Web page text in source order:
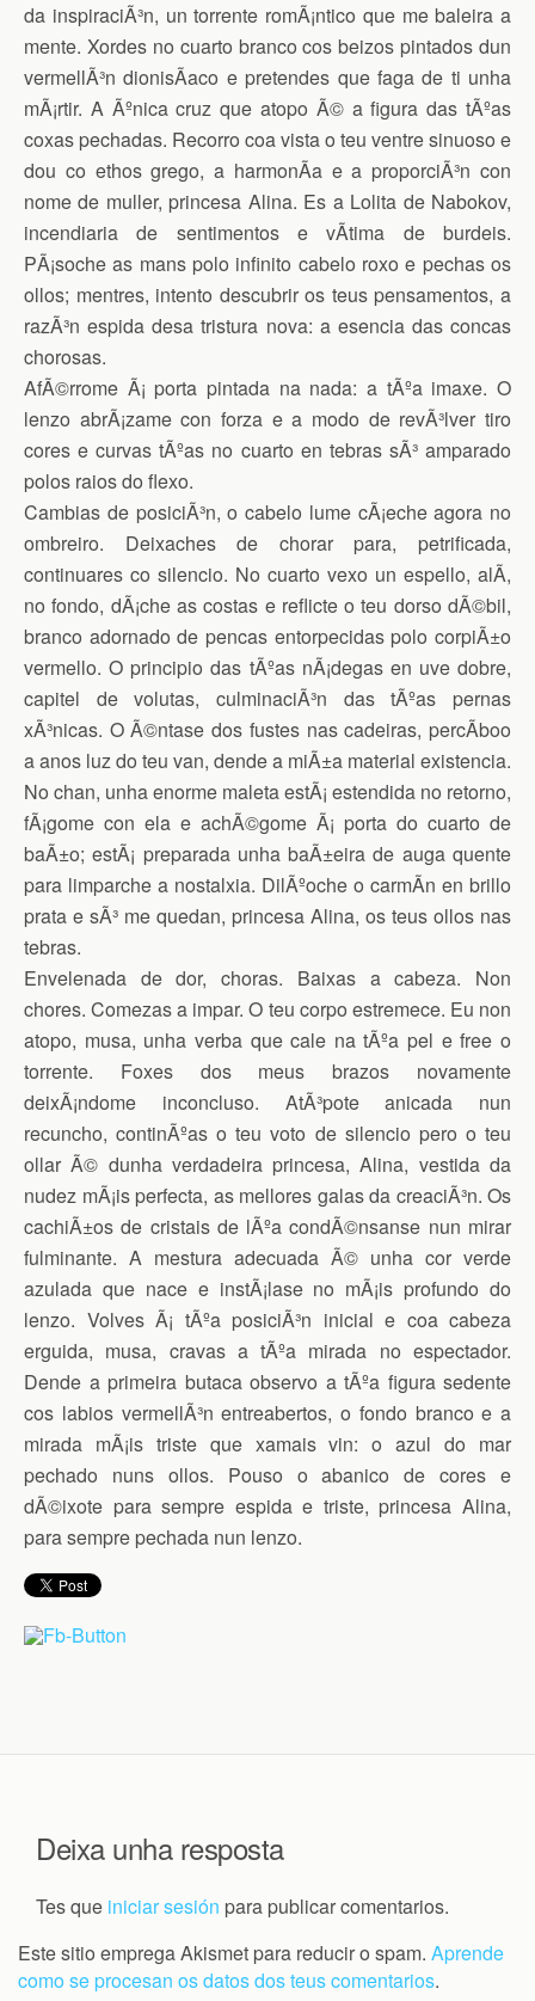
da inspiraciÃ³n, un torrente romÃ¡ntico que me baleira a
mente. Xordes no cuarto branco cos beizos pintados dun
vermellÃ³n dionisÃ­aco e pretendes que faga de ti unha
mÃ¡rtir. A Ãºnica cruz que atopo Ã© a figura das tÃºas
coxas pechadas. Recorro coa vista o teu ventre sinuoso e
dou co ethos grego, a harmonÃ­a e a proporciÃ³n con
nome de muller, princesa Alina. Es a Lolita de Nabokov,
incendiaria de sentimentos e vÃ­tima de burdeis.
PÃ¡soche as mans polo infinito cabelo roxo e pechas os
ollos; mentres, intento descubrir os teus pensamentos, a
razÃ³n espida desa tristura nova: a esencia das concas
chorosas.
AfÃ©rrome Ã¡ porta pintada na nada: a tÃºa imaxe. O
lenzo abrÃ¡zame con forza e a modo de revÃ³lver tiro
cores e curvas tÃºas no cuarto en tebras sÃ³ amparado
polos raios do flexo.
Cambias de posiciÃ³n, o cabelo lume cÃ¡eche agora no
ombreiro. Deixaches de chorar para, petrificada,
continuares co silencio. No cuarto vexo un espello, alÃ­,
no fondo, dÃ¡che as costas e reflicte o teu dorso dÃ©bil,
branco adornado de pencas entorpecidas polo corpiÃ±o
vermello. O principio das tÃºas nÃ¡degas en uve dobre,
capitel de volutas, culminaciÃ³n das tÃºas pernas
xÃ³nicas. O Ã©ntase dos fustes nas cadeiras, percÃ­boo
a anos luz do teu van, dende a miÃ±a material existencia.
No chan, unha enorme maleta estÃ¡ estendida no retorno,
fÃ¡gome con ela e achÃ©gome Ã¡ porta do cuarto de
baÃ±o; estÃ¡ preparada unha baÃ±eira de auga quente
para limparche a nostalxia. DilÃºoche o carmÃ­n en brillo
prata e sÃ³ me quedan, princesa Alina, os teus ollos nas
tebras.
Envelenada de dor, choras. Baixas a cabeza. Non
chores. Comezas a impar. O teu corpo estremece. Eu non
atopo, musa, unha verba que cale na tÃºa pel e free o
torrente. Foxes dos meus brazos novamente
deixÃ¡ndome inconcluso. AtÃ³pote anicada nun
recuncho, continÃºas o teu voto de silencio pero o teu
ollar Ã© dunha verdadeira princesa, Alina, vestida da
nudez mÃ¡is perfecta, as mellores galas da creaciÃ³n. Os
cachiÃ±os de cristais de lÃºa condÃ©nsanse nun mirar
fulminante. A mestura adecuada Ã© unha cor verde
azulada que nace e instÃ¡lase no mÃ¡is profundo do
lenzo. Volves Ã¡ tÃºa posiciÃ³n inicial e coa cabeza
erguida, musa, cravas a tÃºa mirada no espectador.
Dende a primeira butaca observo a tÃºa figura sedente
cos labios vermellÃ³n entreabertos, o fondo branco e a
mirada mÃ¡is triste que xamais vin: o azul do mar
pechado nuns ollos. Pouso o abanico de cores e
dÃ©ixote para sempre espida e triste, princesa Alina,
para sempre pechada nun lenzo.
Deixa unha resposta
Tes que iniciar sesión para publicar comentarios.
Este sitio emprega Akismet para reducir o spam. Aprende
como se procesan os datos dos teus comentarios.